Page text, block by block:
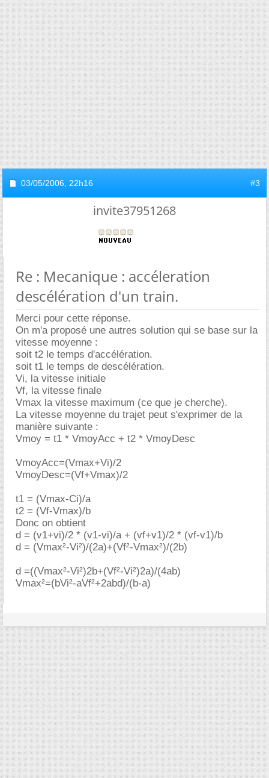
03/05/2006, 22h16 #3
invite37951268
Re : Mecanique : accéleration
descélération d'un train.
Merci pour cette réponse.
On m'a proposé une autres solution qui se base sur la
vitesse moyenne :
soit t2 le temps d'accélération.
soit t1 le temps de descélération.
Vi, la vitesse initiale
Vf, la vitesse finale
Vmax la vitesse maximum (ce que je cherche).
La vitesse moyenne du trajet peut s'exprimer de la
manière suivante :
Vmoy = t1 * VmoyAcc + t2 * VmoyDesc
VmoyAcc=(Vmax+Vi)/2
VmoyDesc=(Vf+Vmax)/2
t1 = (Vmax-Ci)/a
t2 = (Vf-Vmax)/b
Donc on obtient
d = (v1+vi)/2 * (v1-vi)/a + (vf+v1)/2 * (vf-v1)/b
d = (Vmax²-Vi²)/(2a)+(Vf²-Vmax²)/(2b)
d =((Vmax²-Vi²)2b+(Vf²-Vi²)2a)/(4ab)
Vmax²=(bVi²-aVf²+2abd)/(b-a)